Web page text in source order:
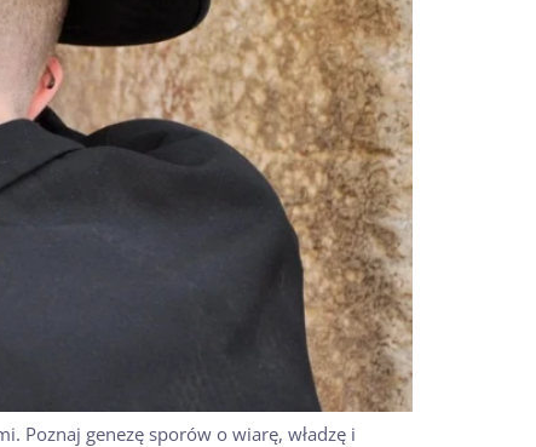
Poznaj genezę sporów o wiarę, władzę i